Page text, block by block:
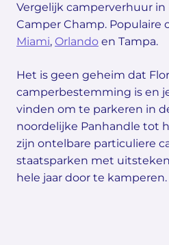
Vergelijk camperverhuur in
Camper Champ. Populaire
Miami, Orlando en Tampa.
Het is geen geheim dat
camperbestemming is en
vinden om te parkeren in
noordelijke Panhandle tot
zijn ontelbare particuliere
staatsparken met
hele jaar door te kamperen.